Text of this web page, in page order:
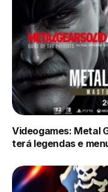
Videogames: Metal
terá legendas e